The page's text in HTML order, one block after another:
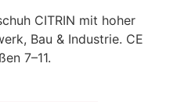
CITRIN mit hoher
Bau & Industrie. CE
7–11.